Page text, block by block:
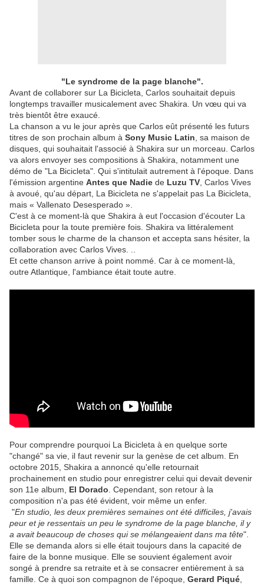
"Le syndrome de la page blanche".
Avant de collaborer sur La Bicicleta, Carlos souhaitait depuis
longtemps travailler musicalement avec Shakira. Un vœu qui va
très bientôt être exaucé.
La chanson a vu le jour après que Carlos eût présenté les futurs
titres de son prochain album à Sony Music Latin , sa maison de
disques, qui souhaitait l'associé à Shakira sur un morceau. Carlos
va alors envoyer ses compositions à Shakira, notamment une
démo de "La Bicicleta". Qui s'intitulait autrement à l'époque. Dans
l'émission argentine Antes que Nadie de Luzu TV , Carlos Vives
à avoué, qu'au départ, La Bicicleta ne s'appelait pas La Bicicleta,
mais « Vallenato Desesperado ».
C'est à ce moment-là que Shakira à eut l'occasion d'écouter La
Bicicleta pour la toute première fois. Shakira va littéralement
tomber sous le charme de la chanson et accepta sans hésiter, la
collaboration avec Carlos Vives. ..
Et cette chanson arrive à point nommé. Car à ce moment-là,
outre Atlantique, l'ambiance était toute autre.
Pour comprendre pourquoi La Bicicleta à en quelque sorte
"changé" sa vie, il faut revenir sur la genèse de cet album. En
octobre 2015, Shakira a annoncé qu'elle retournait
prochainement en studio pour enregistrer celui qui devait devenir
son 11e album, El Dorado . Cependant, son retour à la
composition n'a pas été évident, voir même un enfer.
"En studio, les deux premières semaines ont été difficiles, j'avais
peur et je ressentais un peu le syndrome de la page blanche, il y
a avait beaucoup de choses qui se mélangeaient dans ma tête".
Elle se demanda alors si elle était toujours dans la capacité de
faire de la bonne musique. Elle se souvient également avoir
songé à prendre sa retraite et à se consacrer entièrement à sa
famille. Ce à quoi son compagnon de l'époque, Gerard Piqué